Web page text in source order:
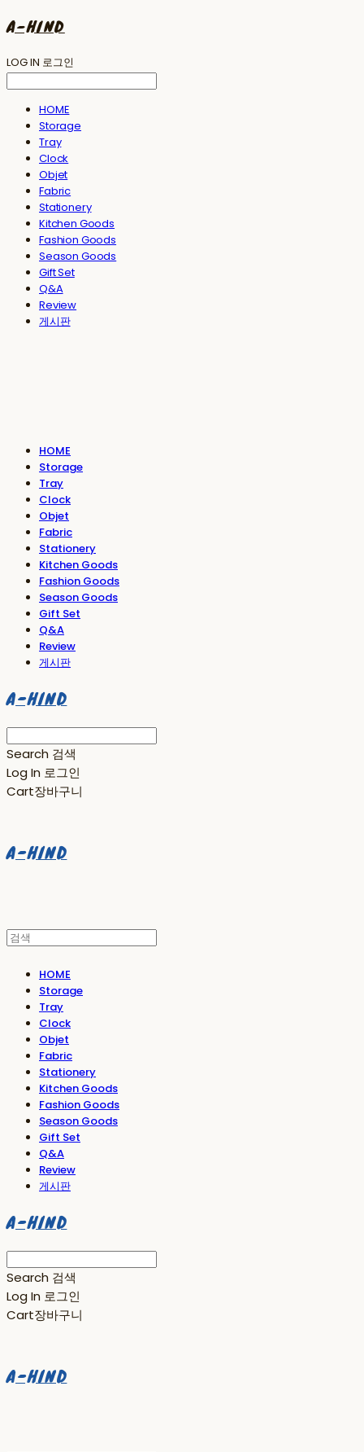
A-HIND
LOG IN 로그인
HOME
Storage
Tray
Clock
Objet
Fabric
Stationery
Kitchen Goods
Fashion Goods
Season Goods
Gift Set
Q&A
Review
게시판
HOME
Storage
Tray
Clock
Objet
Fabric
Stationery
Kitchen Goods
Fashion Goods
Season Goods
Gift Set
Q&A
Review
게시판
A-HIND
Search 검색
Log In 로그인
Cart장바구니
A-HIND
HOME
Storage
Tray
Clock
Objet
Fabric
Stationery
Kitchen Goods
Fashion Goods
Season Goods
Gift Set
Q&A
Review
게시판
A-HIND
Search 검색
Log In 로그인
Cart장바구니
A-HIND